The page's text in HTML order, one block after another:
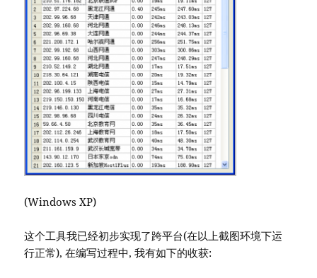
(Windows XP)
这个工具我已经初步实现了跨平台(在以上截图环境下运
行正常), 在编写过程中, 我有如下的收获: